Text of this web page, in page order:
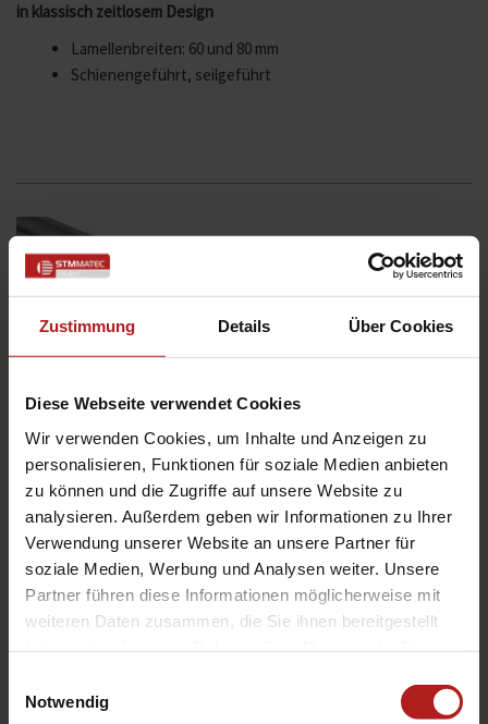
Zustimmung Details Über Cookies
Diese Webseite verwendet Cookies
Wir verwenden Cookies, um Inhalte und Anzeigen zu
personalisieren, Funktionen für soziale Medien anbieten
zu können und die Zugriffe auf unsere Website zu
analysieren. Außerdem geben wir Informationen zu Ihrer
Verwendung unserer Website an unsere Partner für
soziale Medien, Werbung und Analysen weiter. Unsere
Partner führen diese Informationen möglicherweise mit
weiteren Daten zusammen, die Sie ihnen bereitgestellt
Notwendig
in klassisch zeitlosem Design
Lamellenbreiten: 60 und 80 mm
Schienengeführt, seilgeführt
Abdunkelungslamellen
Perfekter Lamellenschluss dank der speziellen Lamellengeometrie
– wenn es besonders dunkel sein soll
verbesserter Abdunkelung (passt optisch perfekt zum
neuen A 37 Rollladen-Profil in glatter Ausführung)